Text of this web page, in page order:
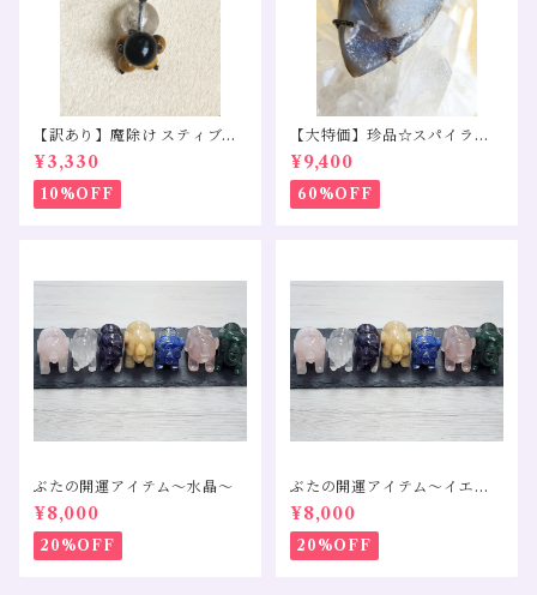
【訳あり】魔除け スティブナ
イトインクォーツ モリオン タ
イガーアイ
¥3,330
10%OFF
【大特価】珍品☆スパイララ
イトペンダントトップS925
¥9,400
60%OFF
ぶたの開運アイテム～水晶～
¥8,000
20%OFF
ぶたの開運アイテム～イエロ
ーカルサイト～
¥8,000
20%OFF